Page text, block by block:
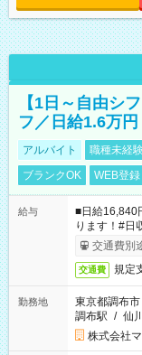
【1日～自由シ
フ／日給1.6万円
アルバイト 職種未経
ブランクOK
WEB登
給与
■日給
ります！#日
交通費別
交通費 規定
勤務地
東京都調布市
調布駅 / 仙
株式会社